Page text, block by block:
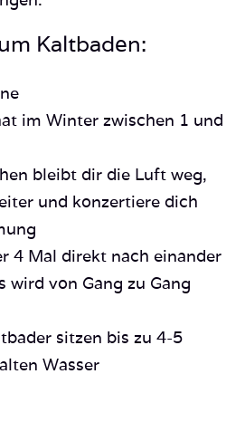
Kaltbaden:
im Winter zwischen 1 und
bleibt dir die Luft weg,
und konzertiere dich
4 Mal direkt nach einander
wird von Gang zu Gang
sitzen bis zu 4-5
Wasser